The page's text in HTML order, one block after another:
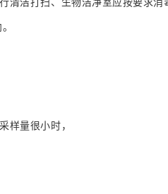
清洁打扫、生物洁净室应按要求消
样量很小时，